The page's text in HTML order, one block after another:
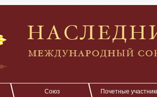
Союз Почетные